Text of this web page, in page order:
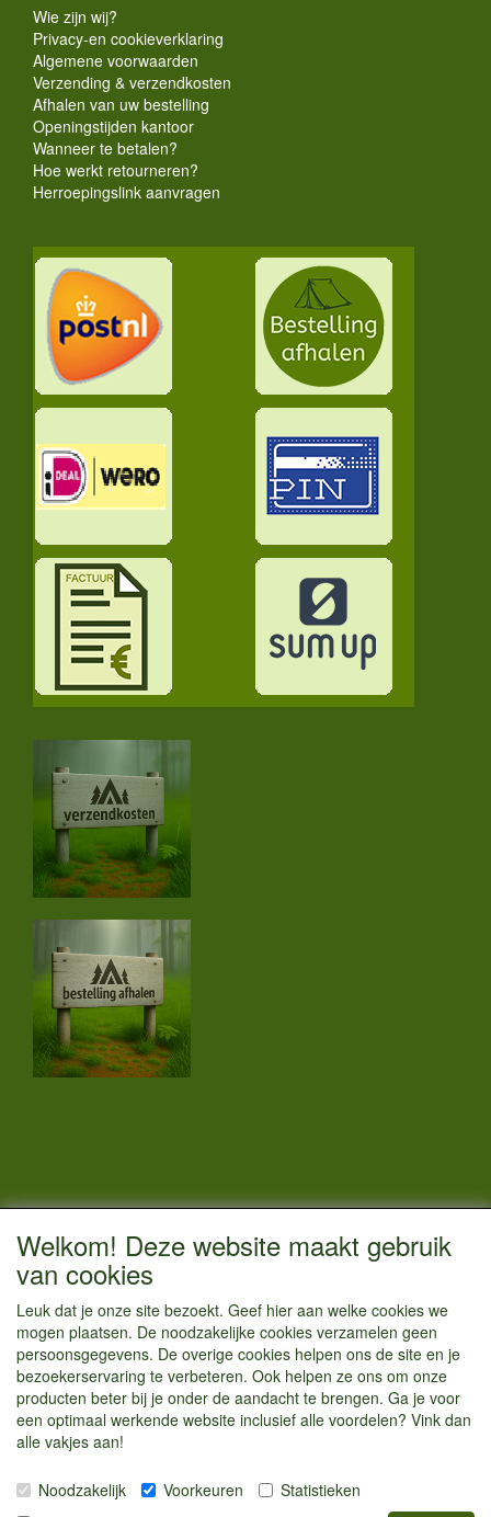
Wie zijn wij?
Privacy-en cookieverklaring
Algemene voorwaarden
Verzending & verzendkosten
Afhalen van uw bestelling
Openingstijden kantoor
Wanneer te betalen?
Hoe werkt retourneren?
Herroepingslink aanvragen
CONTACTGEGEVENS
Vestigingsadres:
Hoofdweg 36
1433 JW Kudelstaart
info@kamperenenzo.nl
Tel : 06 125 82 112
Handelend onder
KvK nummer : 70477329
Welkom! Deze website maakt gebruik
van cookies
Leuk dat je onze site bezoekt. Geef hier aan welke cookies we
mogen plaatsen. De noodzakelijke cookies verzamelen geen
persoonsgegevens. De overige cookies helpen ons de site en je
bezoekerservaring te verbeteren. Ook helpen ze ons om onze
producten beter bij je onder de aandacht te brengen. Ga je voor
een optimaal werkende website inclusief alle voordelen? Vink dan
alle vakjes aan!
Noodzakelijk Voorkeuren
Statistieken